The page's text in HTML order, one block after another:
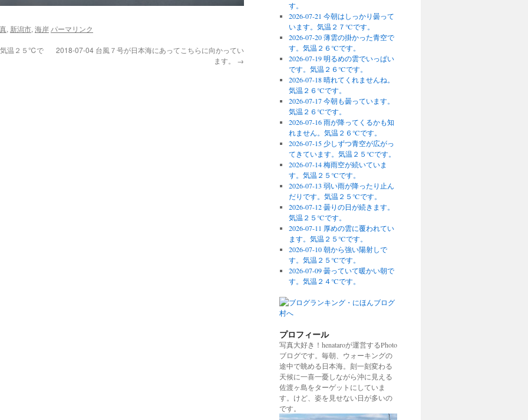
, 新潟市, 海岸 パーマリンク
気温２５℃で
2018-07-04 台風７号が日本海にあってこちらに向かってい
ます。 →
す。
2026-07-21 今朝はしっかり曇って
います。気温２７℃です。
2026-07-20 薄雲の掛かった青空で
す。気温２６℃です。
2026-07-19 明るめの雲でいっぱい
です。気温２６℃です。
2026-07-18 晴れてくれませんね。
気温２６℃です。
2026-07-17 今朝も曇っています。
気温２６℃です。
2026-07-16 雨が降ってくるかも知
れません。気温２６℃です。
2026-07-15 少しずつ青空が広がっ
てきています。気温２５℃です。
2026-07-14 梅雨空が続いていま
す。気温２５℃です。
2026-07-13 弱い雨が降ったり止ん
だりです。気温２５℃です。
2026-07-12 曇りの日が続きます。
気温２５℃です。
2026-07-11 厚めの雲に覆われてい
ます。気温２５℃です。
2026-07-10 朝から強い陽射しで
す。気温２５℃です。
2026-07-09 曇っていて暖かい朝で
す。気温２４℃です。
プロフィール
写真大好き！henataroが運営するPhoto
ブログです。毎朝、ウォーキングの
途中で眺める日本海。刻一刻変わる
天候に一喜一憂しながら沖に見える
佐渡ヶ島をターゲットにしていま
す。けど、姿を見せない日が多いの
です。